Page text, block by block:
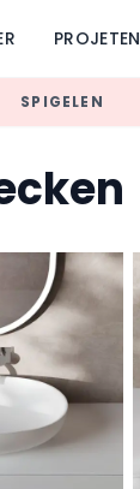
PROJETEN
SPIGELEN